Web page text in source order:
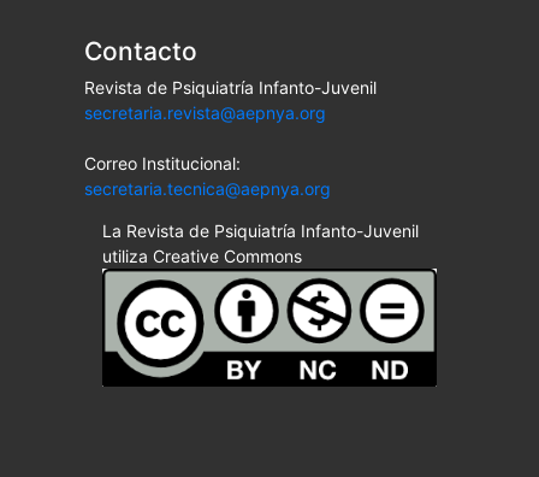
Contacto
Revista de Psiquiatría Infanto-Juvenil
secretaria.revista@aepnya.org
Correo Institucional:
secretaria.tecnica@aepnya.org
La Revista de Psiquiatría Infanto-Juvenil
utiliza Creative Commons